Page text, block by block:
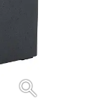
search